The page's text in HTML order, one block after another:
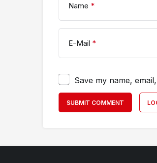
Name *
E-Mail *
Save my name,
SUBMIT COMMENT